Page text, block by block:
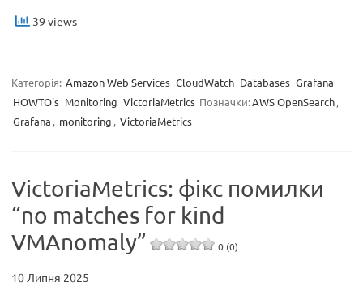
39 views
Категорія: Amazon Web Services CloudWatch Databases Grafana
HOWTO's Monitoring VictoriaMetrics Позначки:AWS OpenSearch,
Grafana , monitoring , VictoriaMetrics
VictoriaMetrics: фікс помилки
“no matches for kind
VMAnomaly”
0 (0)
10 Липня 2025